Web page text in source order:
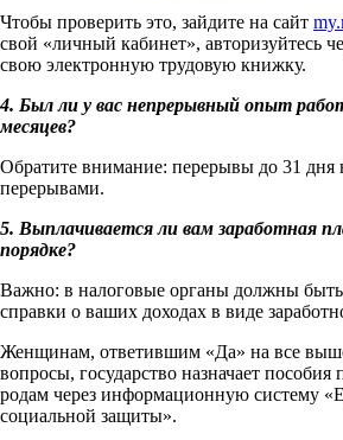
Чтобы проверить это, зайдите на сайт
свой «личный кабинет», авторизуйтесь
свою электронную трудовую книжку.
4. Был ли у вас непрерывный опыт
месяцев?
Обратите внимание: перерывы до 31 дня
перерывами.
5. Выплачивается ли вам заработная
порядке?
Важно: в налоговые органы должны
справки о ваших доходах в виде
Женщинам, ответившим «Да» на все
вопросы, государство назначает пособия
родам через информационную систему
социальной защиты».